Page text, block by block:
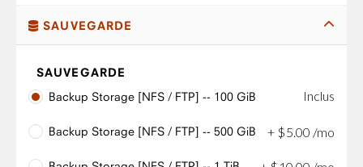
SAUVEGARDE
SAUVEGARDE
Backup Storage [NFS / FTP] -- 100 GiB
Inclus
Backup Storage [NFS / FTP] -- 500 GiB + $5.00 /mo